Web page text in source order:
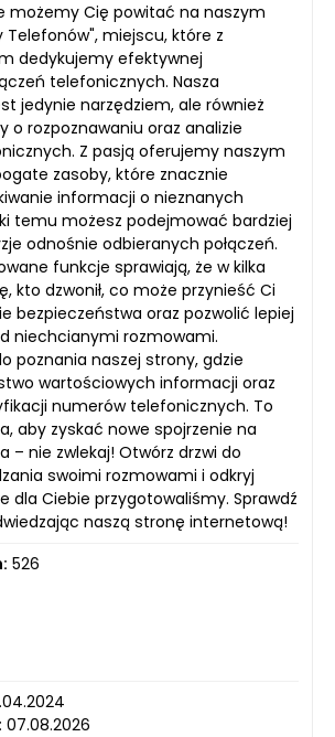
możemy Cię powitać na naszym
Telefonów", miejscu, które z
dedykujemy efektywnej
telefonicznych. Nasza
jedynie narzędziem, ale również
o rozpoznawaniu oraz analizie
Z pasją oferujemy naszym
zasoby, które znacznie
informacji o nieznanych
temu możesz podejmować bardziej
odnośnie odbieranych połączeń.
funkcje sprawiają, że w kilka
kto dzwonił, co może przynieść Ci
bezpieczeństwa oraz pozwolić lepiej
niechcianymi rozmowami.
poznania naszej strony, gdzie
wartościowych informacji oraz
numerów telefonicznych. To
aby zyskać nowe spojrzenie na
– nie zwlekaj! Otwórz drzwi do
swoimi rozmowami i odkryj
dla Ciebie przygotowaliśmy. Sprawdź
naszą stronę internetową!
526